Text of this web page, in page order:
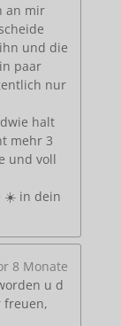
an mir
und die
paar
nur
halt
mehr 3
und voll
☀️ in dein
8 Monate
u d
freuen,